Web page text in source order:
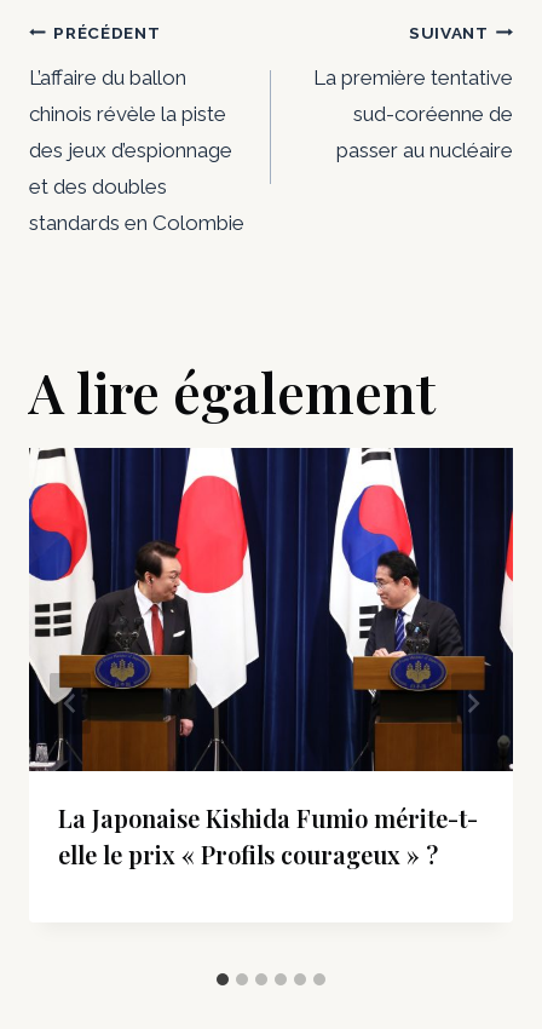
Navigation
de
l’article
PRÉCÉDENT
L’affaire du ballon
chinois révèle la piste
des jeux d’espionnage
et des doubles
standards en Colombie
SUIVANT
La première tentative
sud-coréenne de
passer au nucléaire
A lire également
La Japonaise Kishida Fumio mérite-t-
elle le prix « Profils courageux » ?